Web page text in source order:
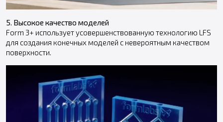
5. Высокое качество моделей
Form 3+ использует усовершенствованную технологию LFS
для создания конечных моделей с невероятным качеством
поверхности.